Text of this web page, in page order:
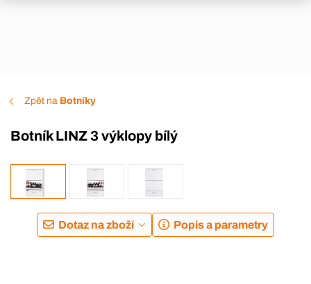
Zpět na Botníky
Botník LINZ 3 výklopy bílý
Dotaz na zboží Popis a parametry